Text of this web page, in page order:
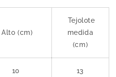
Alto (cm)
Tejolote
medida
(cm)
10 13